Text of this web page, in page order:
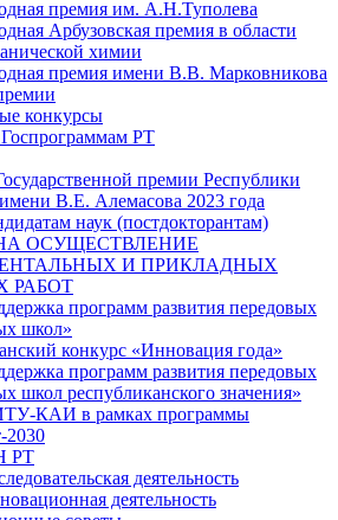
премия им. А.Н.Туполева
Арбузовская премия в области
химии
премия имени В.В. Марковникова
конкурсы
РТ
премии Республики
В.Е. Алемасова 2023 года
наук (постдокторантам)
ОСУЩЕСТВЛЕНИЕ
И ПРИКЛАДНЫХ
РАБОТ
программ развития передовых
школ»
конкурс «Инновация года»
программ развития передовых
школ республиканского значения»
КАИ в рамках программы
2030
РТ
деятельность
деятельность